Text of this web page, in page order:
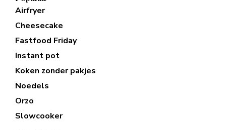
Airfryer
Cheesecake
Fastfood Friday
Instant pot
Koken zonder pakjes
Noedels
Orzo
Slowcooker